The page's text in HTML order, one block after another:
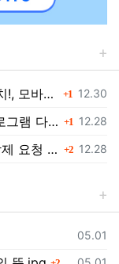
등록일
12.30
강속도 1댓글
등록일
12.28
로드<< 1댓글
등록일
12.28
청 공지 2댓글
등록일
05.01